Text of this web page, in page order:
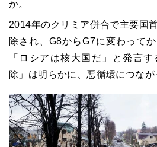
か。
2014年のクリミア併合で主要国
除され、G8からG7に変わって
「ロシアは核大国だ」と発言
除」は明らかに、悪循環につなが